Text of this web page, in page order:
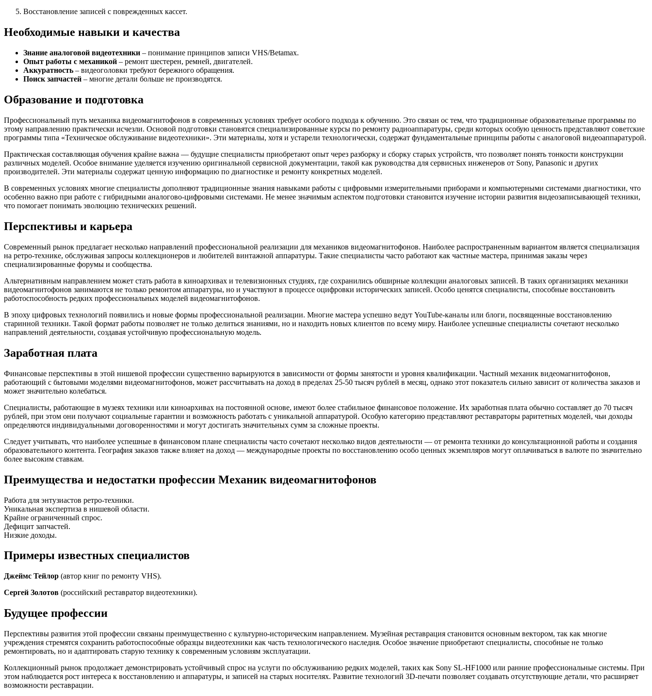
Восстановление записей с поврежденных кассет.
Необходимые навыки и качества
Знание аналоговой видеотехники – понимание принципов записи VHS/Betamax.
Опыт работы с механикой – ремонт шестерен, ремней, двигателей.
Аккуратность – видеоголовки требуют бережного обращения.
Поиск запчастей – многие детали больше не производятся.
Образование и подготовка
Профессиональный путь механика видеомагнитофонов в современных условиях требует особого подхода к обучению. Это связан ос тем, что традиционные образовательные программы по
этому направлению практически исчезли. Основой подготовки становятся специализированные курсы по ремонту радиоаппаратуры, среди которых особую ценность представляют советские
программы типа «Техническое обслуживание видеотехники». Эти материалы, хотя и устарели технологически, содержат фундаментальные принципы работы с аналоговой видеоаппаратурой.
Практическая составляющая обучения крайне важна — будущие специалисты приобретают опыт через разборку и сборку старых устройств, что позволяет понять тонкости конструкции
различных моделей. Особое внимание уделяется изучению оригинальной сервисной документации, такой как руководства для сервисных инженеров от Sony, Panasonic и других
производителей. Эти материалы содержат ценную информацию по диагностике и ремонту конкретных моделей.
В современных условиях многие специалисты дополняют традиционные знания навыками работы с цифровыми измерительными приборами и компьютерными системами диагностики, что
особенно важно при работе с гибридными аналогово-цифровыми системами. Не менее значимым аспектом подготовки становится изучение истории развития видеозаписывающей техники,
что помогает понимать эволюцию технических решений.
Перспективы и карьера
Современный рынок предлагает несколько направлений профессиональной реализации для механиков видеомагнитофонов. Наиболее распространенным вариантом является специализация
на ретро-технике, обслуживая запросы коллекционеров и любителей винтажной аппаратуры. Такие специалисты часто работают как частные мастера, принимая заказы через
специализированные форумы и сообщества.
Альтернативным направлением может стать работа в киноархивах и телевизионных студиях, где сохранились обширные коллекции аналоговых записей. В таких организациях механики
видеомагнитофонов занимаются не только ремонтом аппаратуры, но и участвуют в процессе оцифровки исторических записей. Особо ценятся специалисты, способные восстановить
работоспособность редких профессиональных моделей видеомагнитофонов.
В эпоху цифровых технологий появились и новые формы профессиональной реализации. Многие мастера успешно ведут YouTube-каналы или блоги, посвященные восстановлению
старинной техники. Такой формат работы позволяет не только делиться знаниями, но и находить новых клиентов по всему миру. Наиболее успешные специалисты сочетают несколько
направлений деятельности, создавая устойчивую профессиональную модель.
Заработная плата
Финансовые перспективы в этой нишевой профессии существенно варьируются в зависимости от формы занятости и уровня квалификации. Частный механик видеомагнитофонов,
работающий с бытовыми моделями видеомагнитофонов, может рассчитывать на доход в пределах 25-50 тысяч рублей в месяц, однако этот показатель сильно зависит от количества заказов и
может значительно колебаться.
Специалисты, работающие в музеях техники или киноархивах на постоянной основе, имеют более стабильное финансовое положение. Их заработная плата обычно составляет до 70 тысяч
рублей, при этом они получают социальные гарантии и возможность работать с уникальной аппаратурой. Особую категорию представляют реставраторы раритетных моделей, чьи доходы
определяются индивидуальными договоренностями и могут достигать значительных сумм за сложные проекты.
Следует учитывать, что наиболее успешные в финансовом плане специалисты часто сочетают несколько видов деятельности — от ремонта техники до консультационной работы и создания
образовательного контента. География заказов также влияет на доход — международные проекты по восстановлению особо ценных экземпляров могут оплачиваться в валюте по значительно
более высоким ставкам.
Преимущества и недостатки профессии Механик видеомагнитофонов
Работа для энтузиастов ретро-техники.
Уникальная экспертиза в нишевой области.
Крайне ограниченный спрос.
Дефицит запчастей.
Низкие доходы.
Примеры известных специалистов
Джеймс Тейлор (автор книг по ремонту VHS).
Сергей Золотов (российский реставратор видеотехники).
Будущее профессии
Перспективы развития этой профессии связаны преимущественно с культурно-историческим направлением. Музейная реставрация становится основным вектором, так как многие
учреждения стремятся сохранить работоспособные образцы видеотехники как часть технологического наследия. Особое значение приобретают специалисты, способные не только
ремонтировать, но и адаптировать старую технику к современным условиям эксплуатации.
Коллекционный рынок продолжает демонстрировать устойчивый спрос на услуги по обслуживанию редких моделей, таких как Sony SL-HF1000 или ранние профессиональные системы. При
этом наблюдается рост интереса к восстановлению и аппаратуры, и записей на старых носителях. Развитие технологий 3D-печати позволяет создавать отсутствующие детали, что расширяет
возможности реставрации.